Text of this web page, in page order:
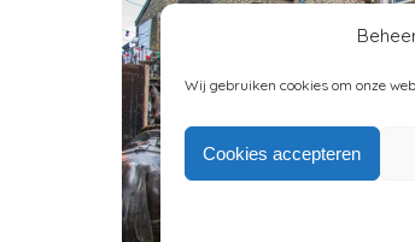
Wij gebruiken cookies om onze
Cookies accepteren